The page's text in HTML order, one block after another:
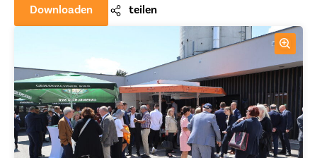
Downloaden teilen